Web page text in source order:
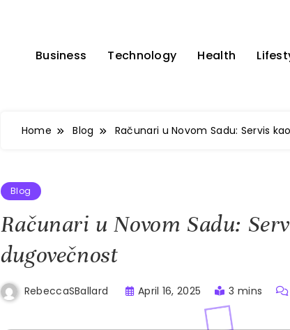
Business Technology Health
Home Blog Računari u Novom Sadu: Servis
Blog
Računari u Novom Sadu:
dugovečnost
RebeccaSBallard April 16, 2025 3 mins